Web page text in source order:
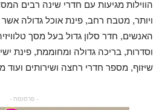
ויותר, מטבח רחב, פינת אוכל גדולה
האנשים, חדר סלון גדול בעל מסך
וסדרות, בריכה גדולה ומחוממת, פינת
שיזוף, מספר חדרי רחצה ושירותים ועוד
- פרסומת -